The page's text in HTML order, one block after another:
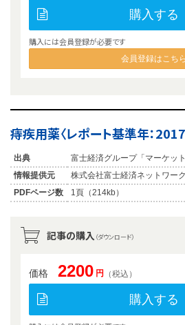
購入する
購入には会員登録が必要です
会員登録はこちら
痔疾用薬〈レポート基準年：2017
出典
富士経済グループ「マーケッ
情報提供元
株式会社富士経済ネットワー
PDFページ数
1頁（214kb）
記事の購入 （ダウンロード）
価格 2200 円 （税込）
購入する